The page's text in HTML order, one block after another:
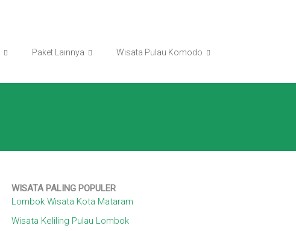
Paket Lainnya Wisata Pulau Komodo
WISATA PALING POPULER
Lombok Wisata Kota Mataram
Wisata Keliling Pulau Lombok